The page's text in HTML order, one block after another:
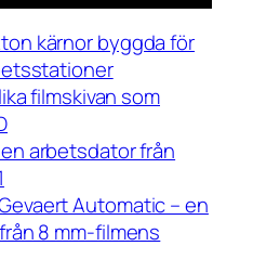
kärnor byggda för
filmskivan som
en arbetsdator från
Automatic – en
8 mm-filmens